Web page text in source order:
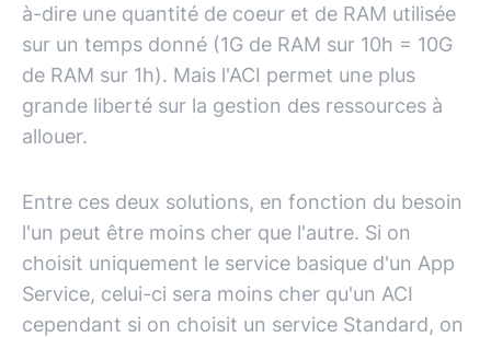
à-dire une quantité de coeur et de RAM utilisée
sur un temps donné (1G de RAM sur 10h = 10G
de RAM sur 1h). Mais l'ACI permet une plus
grande liberté sur la gestion des ressources à
allouer.
Entre ces deux solutions, en fonction du besoin
l'un peut être moins cher que l'autre. Si on
choisit uniquement le service basique d'un App
Service, celui-ci sera moins cher qu'un ACI
cependant si on choisit un service Standard, on